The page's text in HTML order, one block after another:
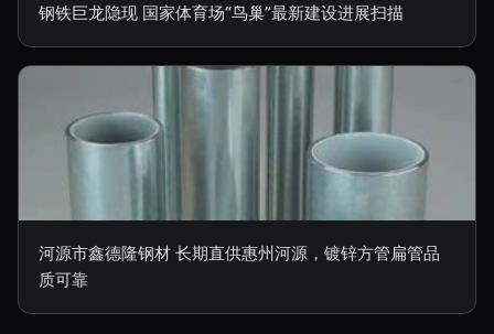
钢铁巨龙隐现 国家体育场“鸟巢”最新建设进展扫描
河源市鑫德隆钢材 长期直供惠州河源，镀锌方管扁管品
质可靠